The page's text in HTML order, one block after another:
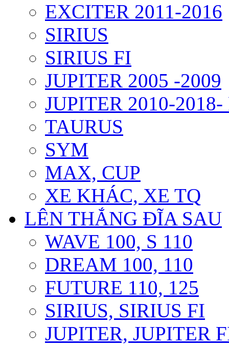
EXCITER 2011-2016
SIRIUS
SIRIUS FI
JUPITER 2005 -2009
JUPITER 2010-2018-
TAURUS
SYM
MAX, CUP
XE KHÁC, XE TQ
LÊN THẮNG ĐĨA SAU
WAVE 100, S 110
DREAM 100, 110
FUTURE 110, 125
SIRIUS, SIRIUS FI
JUPITER, JUPITER